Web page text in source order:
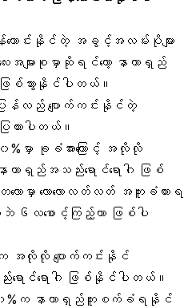
ကောင်းနိုင်တဲ့ အခွင့်အလမ်းပိုများ
းအများစုမှာဆိုရင်တော့ နာတာရှည်
ဖြစ်သွားနိုင်ပါတယ်။
လည် ပျောက်ကင်းနိုင်တဲ့
ြထားပါတယ်။
%မှာ ခုခံအားကြောင့် အလိုလို
တာရှည်အသည်းရောင်ရောဂါ ဖြစ်
ာမှာ လောလောလတ်လတ် အကူးခံထားရ
ဘဲ ၆လစောင့်ကြည့်တာ ဖြစ်ပါ
က အလိုလို ပျောက်ကင်းနိုင်
ရောင်ရောဂါ ဖြစ်နိုင်ပါတယ်။
၉၀%က နာတာရှည်ကူးစက်ခံရနိုင်